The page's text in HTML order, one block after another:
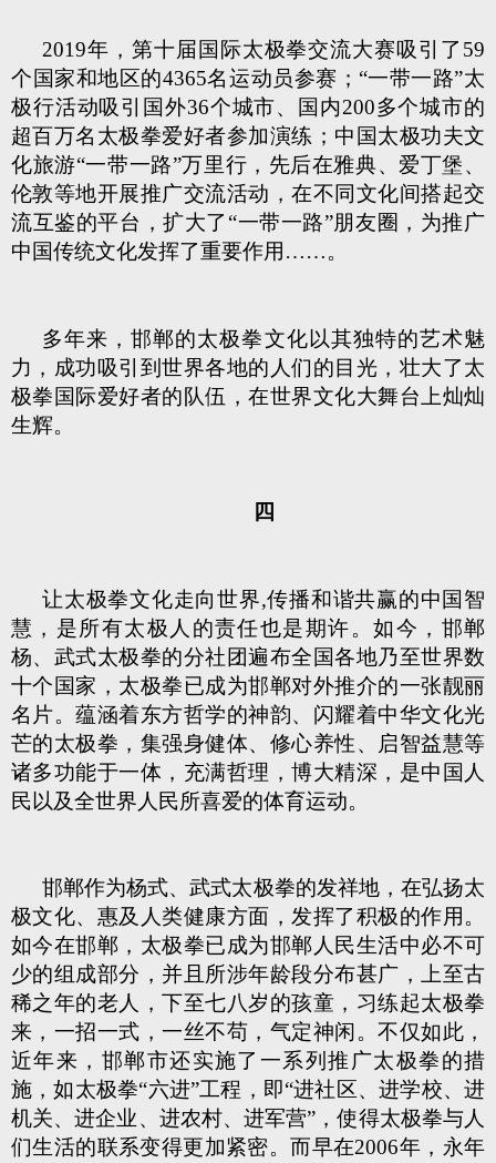
2019年，第十届国际太极拳交流大赛吸引了59
个国家和地区的4365名运动员参赛；“一带一路”太
极行活动吸引国外36个城市、国内200多个城市的
超百万名太极拳爱好者参加演练；中国太极功夫文
化旅游“一带一路”万里行，先后在雅典、爱丁堡、
伦敦等地开展推广交流活动，在不同文化间搭起交
流互鉴的平台，扩大了“一带一路”朋友圈，为推广
中国传统文化发挥了重要作用……。
多年来，邯郸的太极拳文化以其独特的艺术魅
力，成功吸引到世界各地的人们的目光，壮大了太
极拳国际爱好者的队伍，在世界文化大舞台上灿灿
生辉。
四
让太极拳文化走向世界,传播和谐共赢的中国智
慧，是所有太极人的责任也是期许。如今，邯郸
杨、武式太极拳的分社团遍布全国各地乃至世界数
十个国家，太极拳已成为邯郸对外推介的一张靓丽
名片。蕴涵着东方哲学的神韵、闪耀着中华文化光
芒的太极拳，集强身健体、修心养性、启智益慧等
诸多功能于一体，充满哲理，博大精深，是中国人
民以及全世界人民所喜爱的体育运动。
邯郸作为杨式、武式太极拳的发祥地，在弘扬太
极文化、惠及人类健康方面，发挥了积极的作用。
如今在邯郸，太极拳已成为邯郸人民生活中必不可
少的组成部分，并且所涉年龄段分布甚广，上至古
稀之年的老人，下至七八岁的孩童，习练起太极拳
来，一招一式，一丝不苟，气定神闲。不仅如此，
近年来，邯郸市还实施了一系列推广太极拳的措
施，如太极拳“六进”工程，即“进社区、进学校、进
机关、进企业、进农村、进军营”，使得太极拳与人
们生活的联系变得更加紧密。而早在2006年，永年